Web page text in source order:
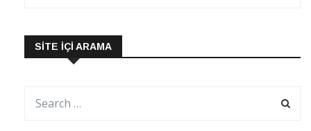
SITE İÇI ARAMA